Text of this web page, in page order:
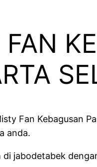
Fan Kebagusan
anda.
jabodetabek